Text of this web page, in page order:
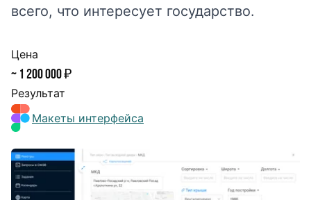
всего, что интересует государство.
Цена
~ 1 200 000 ₽
Результат
Макеты интерфейса